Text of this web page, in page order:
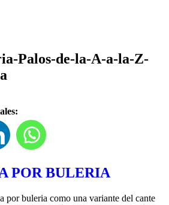
Palos-de-la-A-a-la-Z-
POR BULERIA
por buleria como una variante del cante